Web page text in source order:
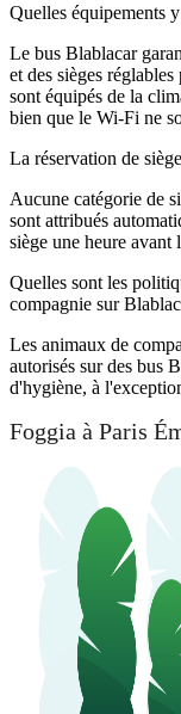
Quelles équipements
Le bus Blablacar
et des sièges
sont équipés de la
bien que le Wi-Fi ne
La réservation de
Aucune catégorie de
sont attribués
siège une heure avant
Quelles sont les
compagnie sur
Les animaux de
autorisés sur des bus
d'hygiène, à
Foggia à Paris